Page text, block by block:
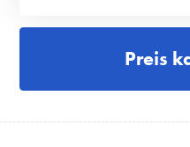
Preis